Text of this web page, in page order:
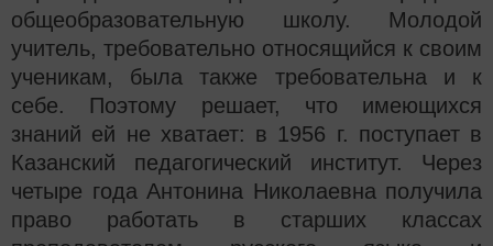
общеобразовательную школу. Молодой
учитель, требовательно относящийся к своим
ученикам, была также требовательна и к
себе. Поэтому решает, что имеющихся
знаний ей не хватает: в 1956 г. поступает в
Казанский педагогический институт. Через
четыре года Антонина Николаевна получила
право работать в старших классах